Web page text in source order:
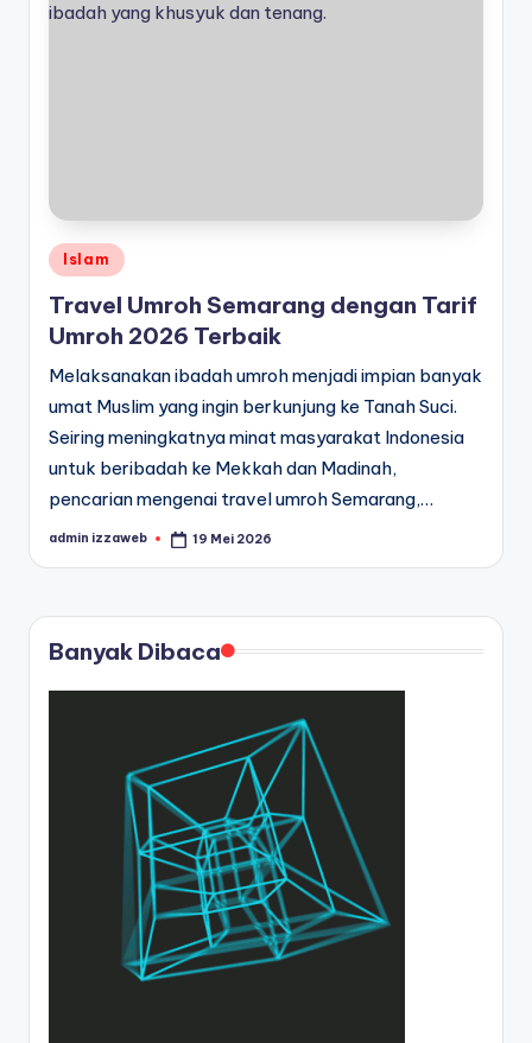
Posted
Islam
Travel Umroh Semarang dengan Tarif
Umroh 2026 Terbaik
Melaksanakan ibadah umroh menjadi impian banyak
umat Muslim yang ingin berkunjung ke Tanah Suci.
Seiring meningkatnya minat masyarakat Indonesia
untuk beribadah ke Mekkah dan Madinah,
pencarian mengenai travel umroh Semarang,…
Posted
admin izzaweb 19 Mei 2026
Banyak Dibaca